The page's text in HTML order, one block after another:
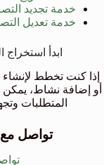
خدمة تجديد
خدمة تعديل
ابدأ
إذا كنت تخطط
أو إضافة نشاط، يمكن
المتطلبات
تواصل مع